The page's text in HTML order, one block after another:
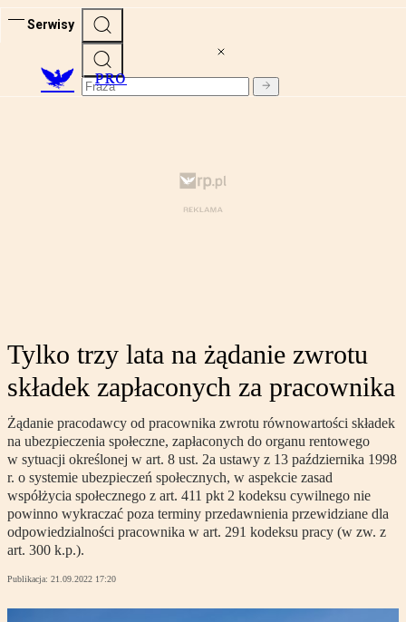
Serwisy
PRO
Tylko trzy lata na żądanie zwrotu
składek zapłaconych za pracownika
Żądanie pracodawcy od pracownika zwrotu równowartości składek
na ubezpieczenia społeczne, zapłaconych do organu rentowego
w sytuacji określonej w art. 8 ust. 2a ustawy z 13 października 1998
r. o systemie ubezpieczeń społecznych, w aspekcie zasad
współżycia społecznego z art. 411 pkt 2 kodeksu cywilnego nie
powinno wykraczać poza terminy przedawnienia przewidziane dla
odpowiedzialności pracownika w art. 291 kodeksu pracy (w zw. z
art. 300 k.p.).
Publikacja: 21.09.2022 17:20